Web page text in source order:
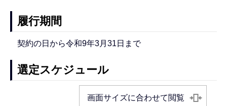
履行期間
契約の日から令和9年3月31日まで
選定スケジュール
画面サイズに合わせて閲覧